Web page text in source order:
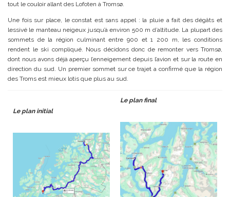
tout le couloir allant des Lofoten à Tromsø.
Une fois sur place, le constat est sans appel : la pluie a fait des dégâts et
lessivé le manteau neigeux jusqu’à environ 500 m d’altitude. La plupart des
sommets de la région culminant entre 900 et 1 200 m, les conditions
rendent le ski compliqué. Nous décidons donc de remonter vers Tromsø,
dont nous avons déjà aperçu l’enneigement depuis l’avion et sur la route en
direction du sud. Un premier sommet sur ce trajet a confirmé que la région
des Troms est mieux lotis que plus au sud.
Le plan initial
Le plan final